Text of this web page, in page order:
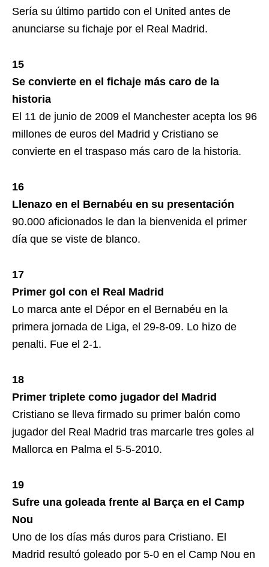
Sería su último partido con el United antes de
anunciarse su fichaje por el Real Madrid.
15
Se convierte en el fichaje más caro de la
historia
El 11 de junio de 2009 el Manchester acepta los 96
millones de euros del Madrid y Cristiano se
convierte en el traspaso más caro de la historia.
16
Llenazo en el Bernabéu en su presentación
90.000 aficionados le dan la bienvenida el primer
día que se viste de blanco.
17
Primer gol con el Real Madrid
Lo marca ante el Dépor en el Bernabéu en la
primera jornada de Liga, el 29-8-09. Lo hizo de
penalti. Fue el 2-1.
18
Primer triplete como jugador del Madrid
Cristiano se lleva firmado su primer balón como
jugador del Real Madrid tras marcarle tres goles al
Mallorca en Palma el 5-5-2010.
19
Sufre una goleada frente al Barça en el Camp
Nou
Uno de los días más duros para Cristiano. El
Madrid resultó goleado por 5-0 en el Camp Nou en